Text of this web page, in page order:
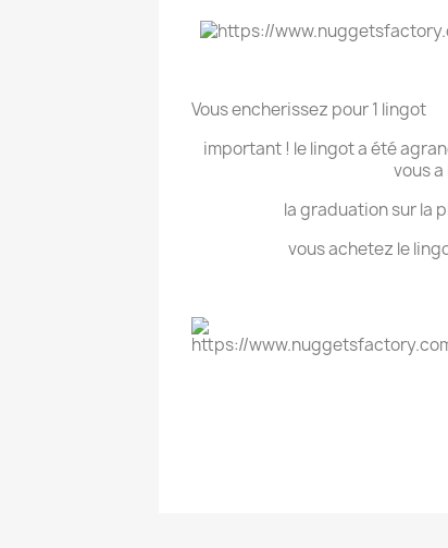
Vous encherissez pour 1 lingot
important ! le lingot a été
vous a
la graduation sur la
vous achetez le